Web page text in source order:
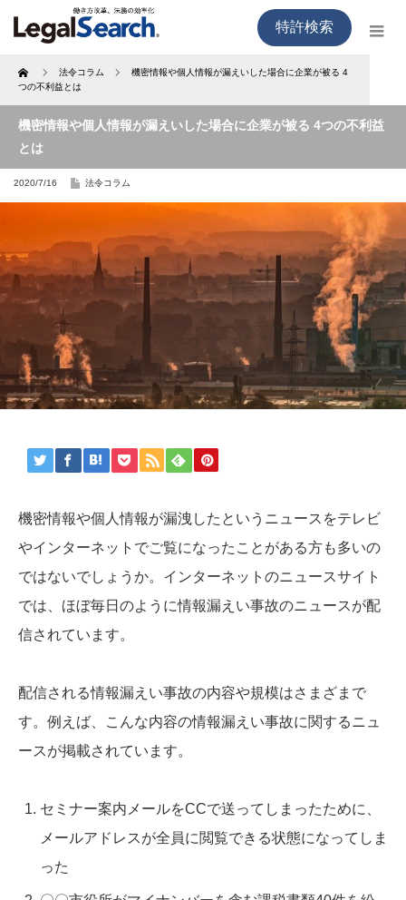
特許検索
Home 法令コラム
機密情報や個人情報が漏えいした場合に企業が被る 4
つの不利益とは
機密情報や個人情報が漏えいした場合に企業が被る 4つの不利益
とは
2020/7/16 法令コラム
機密情報や個人情報が漏洩したというニュースをテレビ
やインターネットでご覧になったことがある方も多いの
ではないでしょうか。インターネットのニュースサイト
では、ほぼ毎日のように情報漏えい事故のニュースが配
信されています。
配信される情報漏えい事故の内容や規模はさまざまで
す。例えば、こんな内容の情報漏えい事故に関するニュ
ースが掲載されています。
セミナー案内メールをCCで送ってしまったために、
メールアドレスが全員に閲覧できる状態になってしま
った